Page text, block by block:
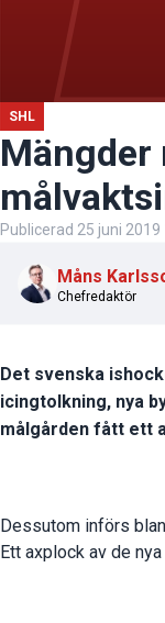
SHL
Mängder
Publicerad 25 juni 2019
Måns
Chefredaktör
Det svenska
icingtolkning, nya
målgården fått ett
Dessutom införs
Ett axplock av de